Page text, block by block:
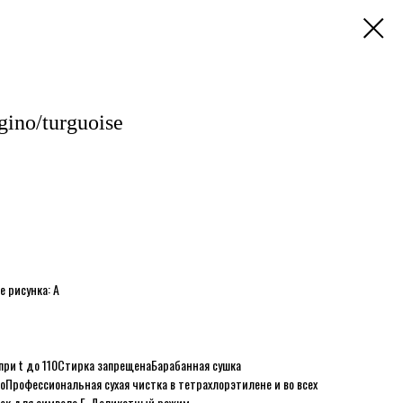
turguoise
рисунка: A
t до 110Стирка запрещенаБарабанная сушка
Профессиональная сухая чистка в тетрахлорэтилене и во всех